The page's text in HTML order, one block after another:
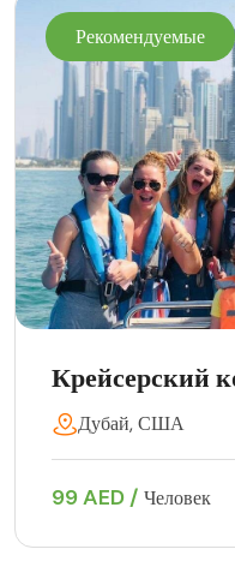
Рекомендуемые
Крейсерский
Дубай, США
99 AED / Человек